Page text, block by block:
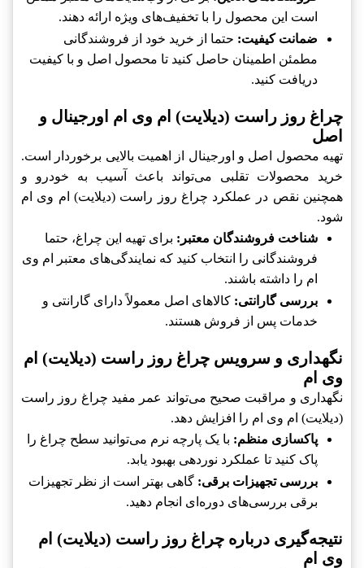
است این محصول را با تخفیف‌های ویژه ارائه دهند.
ضمانت کیفیت: حتما از خرید خود از فروشندگانی
مطمئن اطمینان حاصل کنید تا محصول اصل و با کیفیت
دریافت کنید.
چراغ روز راست (دیلایت) ام وی ام اورجینال و
اصل
تهیه محصول اصل و اورجینال از اهمیت بالایی برخوردار است.
خرید محصولات تقلبی می‌تواند باعث آسیب به خودرو و
همچنین نقص در عملکرد چراغ روز راست (دیلایت) ام وی ام
شود.
شناخت فروشندگان معتبر: برای تهیه این چراغ، حتما
فروشندگانی را انتخاب کنید که نمایندگی‌های معتبر ام وی
ام را داشته باشند.
بررسی گارانتی: کالاهای اصل معمولاً دارای گارانتی و
خدمات پس از فروش هستند.
نگهداری و سرویس چراغ روز راست (دیلایت) ام
وی ام
نگهداری و مراقبت صحیح می‌تواند عمر مفید چراغ روز راست
(دیلایت) ام وی ام را افزایش دهد.
پاکسازی منظم: با یک پارچه نرم می‌توانید سطح چراغ را
پاک کنید تا عملکرد نوردهی بهبود یابد.
بررسی تجهیزات برقی: گاهی بهتر است از نظر تجهیزات
برقی بررسی‌های دوره‌ای انجام دهید.
نتیجه‌گیری درباره چراغ روز راست (دیلایت) ام
وی ام